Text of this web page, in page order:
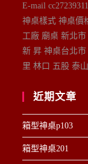
E-mail
神桌樣式 神桌價
工廠 廟桌 新北
新 昇 神桌台北
里 林口 五股 泰
近期文章
箱型神桌p103
箱型神桌201